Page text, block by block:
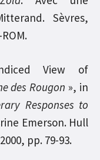
Sèvres,
View of
des Rougon », in
Responses to
Emerson. Hull
pp. 79-93.